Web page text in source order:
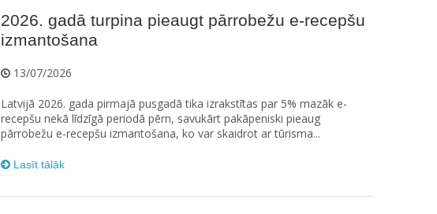
2026. gadā turpina pieaugt pārrobežu e-recepšu
izmantošana
13/07/2026
Latvijā 2026. gada pirmajā pusgadā tika izrakstītas par 5% mazāk e-
recepšu nekā līdzīgā periodā pērn, savukārt pakāpeniski pieaug
pārrobežu e-recepšu izmantošana, ko var skaidrot ar tūrisma...
Lasīt tālāk